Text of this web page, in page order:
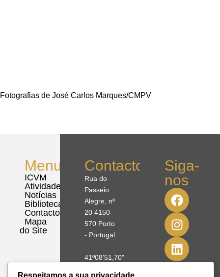
Fotografias de José Carlos Marques/CMPV
Menu
ICVM
Atividades
Notícias
Biblioteca
Contactos
Mapa
do Site
Contactos
Rua do
Passeio
Alegre, nº
20 4150-
570 Porto
- Portugal
41º08'51,70"
Siga-
nos